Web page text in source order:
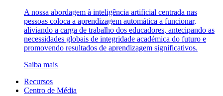
A nossa abordagem à inteligência artificial centrada nas
pessoas coloca a aprendizagem automática a funcionar,
aliviando a carga de trabalho dos educadores, antecipando as
necessidades globais de integridade académica do futuro e
promovendo resultados de aprendizagem significativos.
Saiba mais
Recursos
Centro de Média